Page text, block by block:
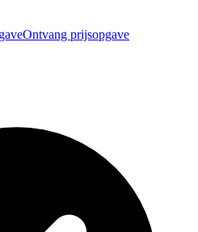
Ontvang prijsopgave